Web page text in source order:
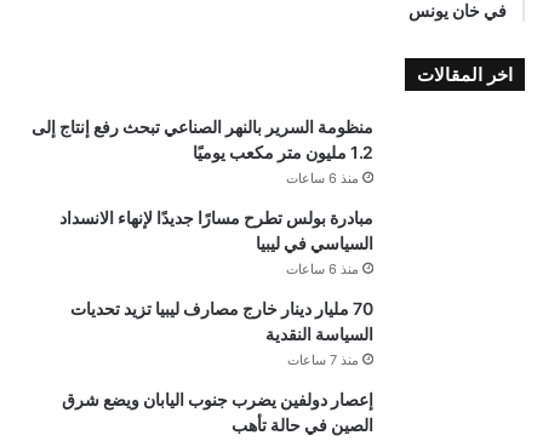
في خان يونس
اخر المقالات
منظومة السرير بالنهر الصناعي تبحث رفع إنتاج إلى
1.2 مليون متر مكعب يوميًا
منذ 6 ساعات
مبادرة بولس تطرح مسارًا جديدًا لإنهاء الانسداد
السياسي في ليبيا
منذ 6 ساعات
70 مليار دينار خارج مصارف ليبيا تزيد تحديات
السياسة النقدية
منذ 7 ساعات
إعصار دولفين يضرب جنوب اليابان ويضع شرق
الصين في حالة تأهب